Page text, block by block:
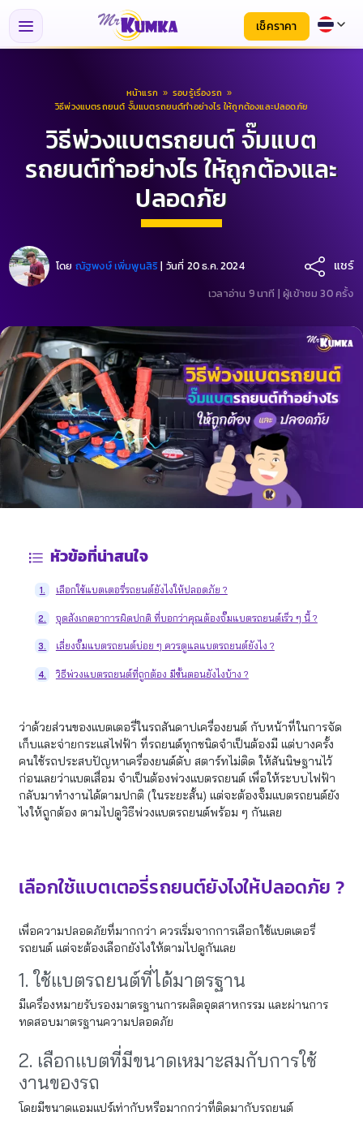
เช็คราคา
หน้าแรก » รอบรู้เรื่องรถ »
วิธีพ่วงแบตรถยนต์ จั๊มแบตรถยนต์ทำอย่างไร ให้ถูกต้องและปลอดภัย
วิธีพ่วงแบตรถยนต์ จั๊มแบต
รถยนต์ทำอย่างไร ให้ถูกต้องและ
ปลอดภัย
โดย ณัฐพงษ์ เพิ่มพูนสิริ| วันที่ 20 ธ.ค. 2024 แชร์
เวลาอ่าน 9 นาที | ผู้เข้าชม 30 ครั้ง
หัวข้อที่น่าสนใจ
1. เลือกใช้แบตเตอรี่รถยนต์ยังไงให้ปลอดภัย ?
2. จุดสังเกตอาการผิดปกติ ที่บอกว่าคุณต้องจั๊มแบตรถยนต์เร็ว ๆ นี้ ?
3. เลี่ยงจั๊มแบตรถยนต์บ่อย ๆ ควรดูแลแบตรถยนต์ยังไง ?
4. วิธีพ่วงแบตรถยนต์ที่ถูกต้อง มีขั้นตอนยังไงบ้าง ?
ว่าด้วยส่วนของแบตเตอรี่ในรถสันดาปเครื่องยนต์ กับหน้าที่ในการจัด
เก็บและจ่ายกระแสไฟฟ้า ที่รถยนต์ทุกชนิดจำเป็นต้องมี แต่บางครั้ง
คนใช้รถประสบปัญหาเครื่องยนต์ดับ สตาร์ทไม่ติด ให้สันนิษฐานไว้
ก่อนเลยว่าแบตเสื่อม จำเป็นต้องพ่วงแบตรถยนต์ เพื่อให้ระบบไฟฟ้า
กลับมาทำงานได้ตามปกติ (ในระยะสั้น) แต่จะต้องจั๊มแบตรถยนต์ยัง
ไงให้ถูกต้อง ตามไปดูวิธีพ่วงแบตรถยนต์พร้อม ๆ กันเลย
เลือกใช้แบตเตอรี่รถยนต์ยังไงให้ปลอดภัย ?
เพื่อความปลอดภัยที่มากกว่า ควรเริ่มจากการเลือกใช้แบตเตอรี่
รถยนต์ แต่จะต้องเลือกยังไงให้ตามไปดูกันเลย
1. ใช้แบตรถยนต์ที่ได้มาตรฐาน
มีเครื่องหมายรับรองมาตรฐานการผลิตอุตสาหกรรม และผ่านการ
ทดสอบมาตรฐานความปลอดภัย
2. เลือกแบตที่มีขนาดเหมาะสมกับการใช้
งานของรถ
โดยมีขนาดแอมแปร์เท่ากับหรือมากกว่าที่ติดมากับรถยนต์